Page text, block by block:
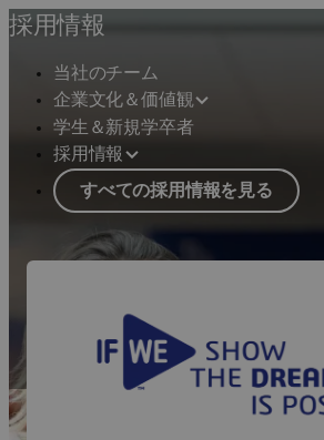
採用情報
当社のチーム
企業文化＆価値観
学生＆新規学卒者
採用情報
すべての採用情報を見る
パーパス・ド